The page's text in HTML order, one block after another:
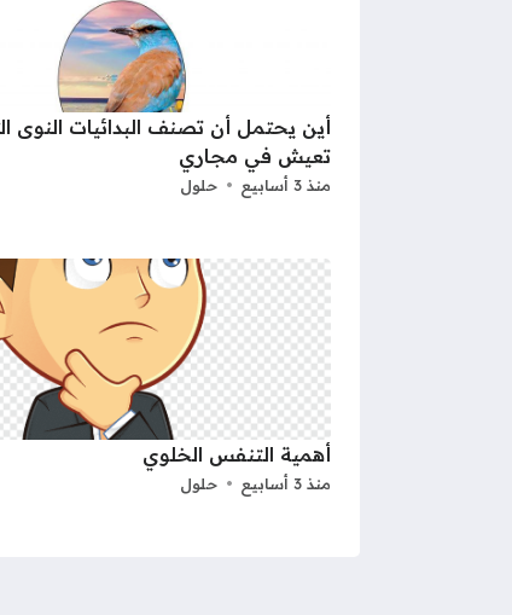
أين يحتمل أن تصنف البدائيات النوى
تعيش في مجاري
منذ 3 أسابيع حلول
أهمية التنفس الخلوي
منذ 3 أسابيع حلول